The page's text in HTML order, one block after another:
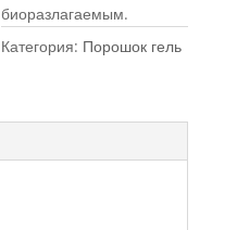
биоразлагаемым.
Категория: Порошок гель